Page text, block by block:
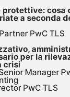
protettive: cosa
a seconda
PwC TLS
per la
crisi
Manager
PwC TLS